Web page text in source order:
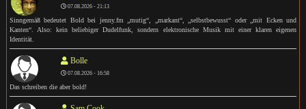
07.08.2026 - 21:13
Sinngemäß bedeutet Bold bei jenny.fm „mutig“, „markant“, „selbstbewusst“ oder „mit Ecken und
Kanten“. Also: kein beliebiger Dudelfunk, sondern elektronische Musik mit einer klaren eigenen
Identität.
Bolle
07.08.2026 - 16:58
Das schreiben die aber bold!